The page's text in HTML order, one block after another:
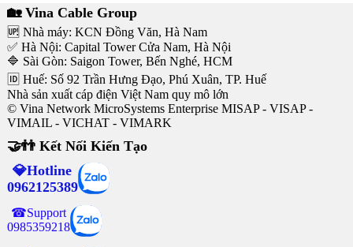
🏡 Vina Cable Group
🆙 Nhà máy: KCN Đồng Văn, Hà Nam
✅ Hà Nội: Capital Tower Cửa Nam, Hà Nội
🔷 Sài Gòn: Saigon Tower, Bến Nghé, HCM
🆔 Huế: Số 92 Trần Hưng Đạo, Phú Xuân, TP. Huế
Nhà sản xuất cáp điện Việt Nam quy mô lớn
© Vina Network MicroSystems Enterprise MISAP - VISAP -
VIMAIL - VICHAT - VIMARK
🤝👬 Kết Nối Kiến Tạo
💎Hotline
0962125389
☎Support
0985359218